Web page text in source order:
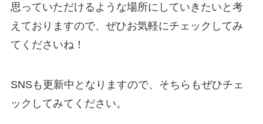
思っていただけるような場所にしていきたいと考
えておりますので、ぜひお気軽にチェックしてみ
てくださいね！
SNSも更新中となりますので、そちらもぜひチェ
ックしてみてください。